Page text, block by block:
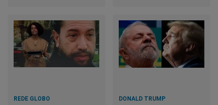
REDE GLOBO DONALD TRUMP